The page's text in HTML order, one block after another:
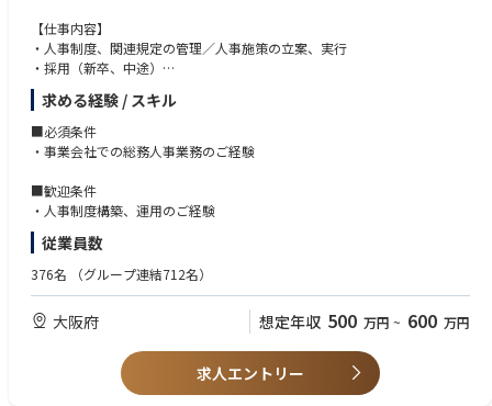
【仕事内容】
・人事制度、関連規定の管理／人事施策の立案、実行
・採用（新卒、中途）
・教育研修制度の企画、運用
・給与計算、社会保険手続き
・その他総務、庶務業務 など
※人事制度経験がなくとも、チャレンジされたい意向がある方も歓迎で
求める経験 / スキル
■必須条件
・事業会社での総務人事業務のご経験
■歓迎条件
・人事制度構築、運用のご経験
従業員数
376名 （グループ連結712名）
大阪府 想定年収 500 万円 ~ 600 万円
求人エントリー